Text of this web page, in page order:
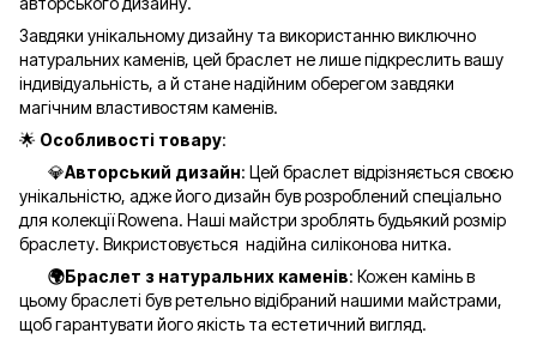
Завдяки унікальному дизайну та використанню виключно
натуральних каменів, цей браслет не лише підкреслить вашу
індивідуальність, а й стане надійним оберегом завдяки
магічним властивостям каменів.
🌟 Особливості товару:
💎Авторський дизайн: Цей браслет відрізняється своєю
унікальністю, адже його дизайн був розроблений спеціально
для колекції Rowena. Наші майстри зроблять будьякий розмір
браслету. Викристовується надійна силіконова нитка.
🌍Браслет з натуральних каменів: Кожен камінь в
цьому браслеті був ретельно відібраний нашими майстрами,
щоб гарантувати його якість та естетичний вигляд.